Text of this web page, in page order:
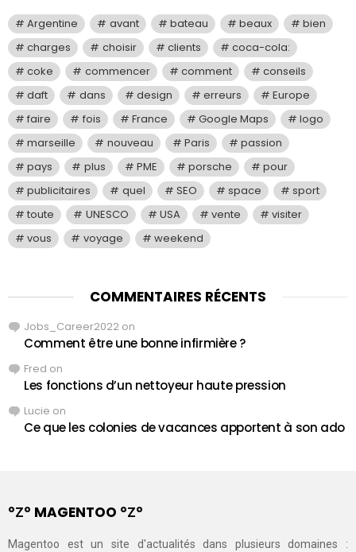
Argentine avant bateau beaux
bien
charges
choisir clients
coca-cola:
coke
commencer comment
conseils
daft
dans design erreurs
Europe
faire
fois France Google Maps
logo
marseille
nouveau Paris
passion
pays
plus PME porsche
pour
publicitaires
quel SEO space
sport
toute
UNESCO USA vente
visiter
vous
voyage weekend
COMMENTAIRES RÉCENTS
Jobs_Career2022 on
Comment être une bonne infirmière ?
Fred on
Les fonctions d’un nettoyeur haute pression
Lucie on
Ce que les colonies de vacances apportent à son ado
°Ζ° MAGENTOO °Ζ°
Magentoo est un site d'actualités dans plusieurs domaines :